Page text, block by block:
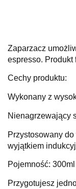
Zaparzacz
espresso.
Cechy produktu:
Wykonany z
Nienagrzewający
Przystosowany
wyjątkiem
Pojemność: 300ml
Przygotujesz